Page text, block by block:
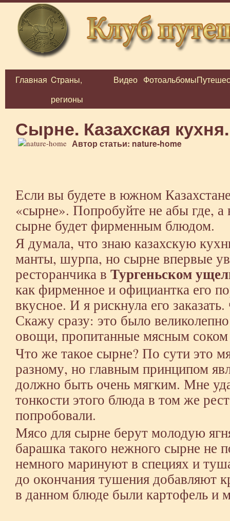
Перейти
Главная Cтраны,
регионы
Видео Фотоальбомы
Сырне. Казахская кухня.
Автор статьи: nature-home
Если вы будете в южном
«сырне». Попробуйте не абы где, а
сырне будет фирменным блюдом.
Я думала, что знаю казахскую
манты, шурпа, но сырне впервые
ресторанчика в Тургеньском
как фирменное и официантка его
вкусное. И я рискнула его
Скажу сразу: это было
овощи, пропитанные мясным
Что же такое сырне? По сути это
разному, но главным принципом
должно быть очень мягким. Мне
тонкости этого блюда в том же
попробовали.
Мясо для сырне берут молодую
барашка такого нежного сырне не
немного маринуют в специях и
до окончания тушения добавляют
в данном блюде были картофель и